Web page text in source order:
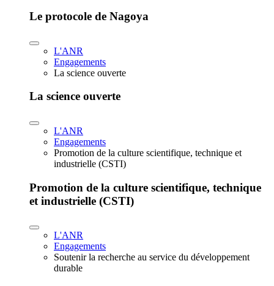
Le protocole de Nagoya
L'ANR
Engagements
La science ouverte
La science ouverte
L'ANR
Engagements
Promotion de la culture scientifique, technique et
industrielle (CSTI)
Promotion de la culture scientifique, technique
et industrielle (CSTI)
L'ANR
Engagements
Soutenir la recherche au service du développement
durable